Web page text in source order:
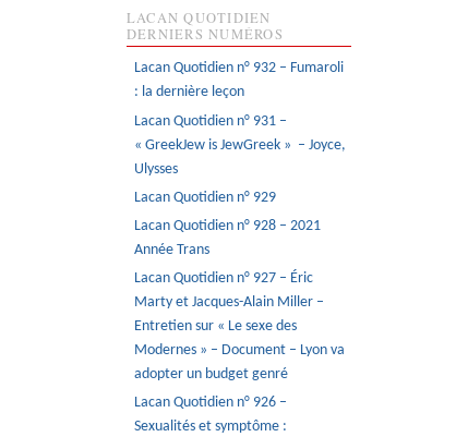
LACAN QUOTIDIEN
DERNIERS NUMÉROS
Lacan Quotidien n° 932 – Fumaroli
: la dernière leçon
Lacan Quotidien n° 931 –
« GreekJew is JewGreek » – Joyce,
Ulysses
Lacan Quotidien n° 929
Lacan Quotidien n° 928 – 2021
Année Trans
Lacan Quotidien n° 927 – Éric
Marty et Jacques-Alain Miller –
Entretien sur « Le sexe des
Modernes » – Document – Lyon va
adopter un budget genré
Lacan Quotidien n° 926 –
Sexualités et symptôme :